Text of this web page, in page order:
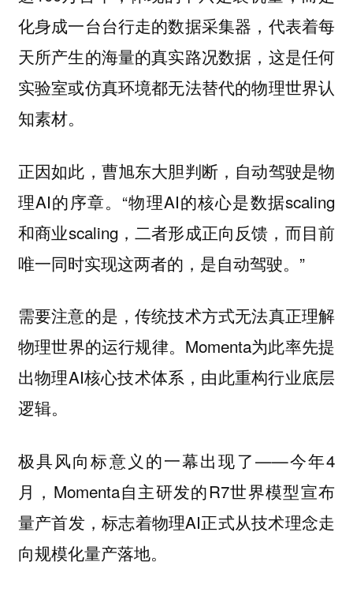
化身成一台台行走的数据采集器，代表着每
天所产生的海量的真实路况数据，这是任何
实验室或仿真环境都无法替代的物理世界认
知素材。
正因如此，曹旭东大胆判断，自动驾驶是物
理AI的序章。“物理AI的核心是数据scaling
和商业scaling，二者形成正向反馈，而目前
唯一同时实现这两者的，是自动驾驶。”
需要注意的是，传统技术方式无法真正理解
物理世界的运行规律。Momenta为此率先提
出物理AI核心技术体系，由此重构行业底层
逻辑。
极具风向标意义的一幕出现了——今年4
月，Momenta自主研发的R7世界模型宣布
量产首发，标志着物理AI正式从技术理念走
向规模化量产落地。